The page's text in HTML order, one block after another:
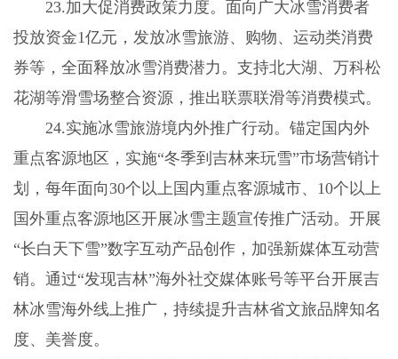
23.加大促消费政策力度。面向广大冰雪消费者
投放资金1亿元，发放冰雪旅游、购物、运动类消费
券等，全面释放冰雪消费潜力。支持北大湖、万科松
花湖等滑雪场整合资源，推出联票联滑等消费模式。
24.实施冰雪旅游境内外推广行动。锚定国内外
重点客源地区，实施“冬季到吉林来玩雪”市场营销计
划，每年面向30个以上国内重点客源城市、10个以上
国外重点客源地区开展冰雪主题宣传推广活动。开展
“长白天下雪”数字互动产品创作，加强新媒体互动营
销。通过“发现吉林”海外社交媒体账号等平台开展吉
林冰雪海外线上推广，持续提升吉林省文旅品牌知名
度、美誉度。